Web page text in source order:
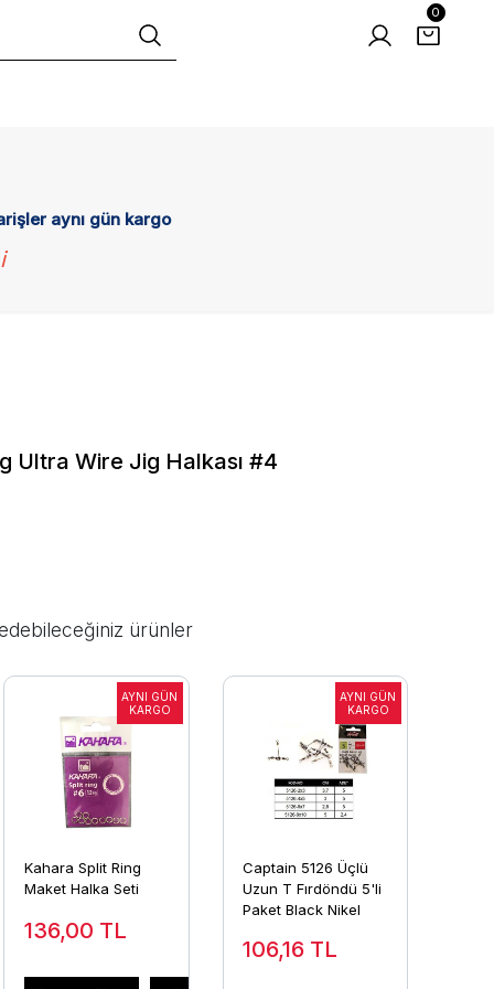
0
aynı gün kargo
Ultra Wire Jig Halkası #4
ürünler
Kahara Split Ring
Maket Halka Seti
136,00 TL
Captain 5126 Üçlü
Uzun T Fırdöndü 5'li
Paket Black Nikel
106,16 TL